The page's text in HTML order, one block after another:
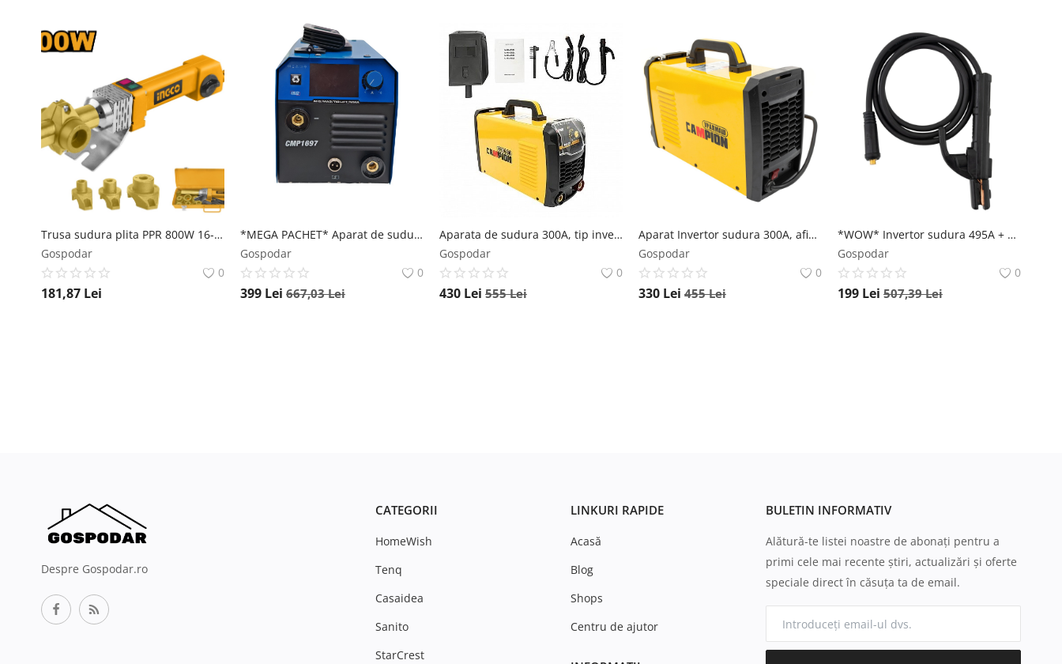
Trusa sudura plita PPR 800W 16-32mm Ingco PTWT8001 INGCO
Gospodar
0
181,87 Lei
*MEGA PACHET* Aparat de sudura tip Invertor cu sarma 495A, + *x2 sarma 1.0mm, x2 electrozi 2.5mm, Ochelari automati, magnet* MMA/MIG/MAG/TIG *CABLU SUDURA 3M*, afisaj digital, ventilat, URAL MASH IGBT TEHNOLOGY ULTRA HYBRID POWER, CMP1697 URALMASH
Gospodar
0
399 Lei 667,03Lei
Aparata de sudura 300A, tip inveror, tehnologie IGBT, cablu 3m, 5kg, 1.6-5mm, Campion MMA-300L CAMPION
Gospodar
0
430 Lei 555Lei
Aparat Invertor sudura 300A, afisaj electronic, 6.16 kVA, galben, CAMPION MMA-3000L
Gospodar
0
330 Lei 455Lei
*WOW* Invertor sudura 495A + Masca sudura automata, reglaj digital, 1.6-4.0mm, anti-stick, URAL MASH PROFESSIONAL URALMASH
Gospodar
0
199 Lei 507,39Lei
Despre Gospodar.ro
CATEGORII
HomeWish
Tenq
Casaidea
Sanito
StarCrest
LINKURI RAPIDE
Acasă
Blog
Shops
Centru de ajutor
BULETIN INFORMATIV
Alătură-te listei noastre de abonați pentru a
primi cele mai recente știri, actualizări și oferte
speciale direct în căsuța ta de email.